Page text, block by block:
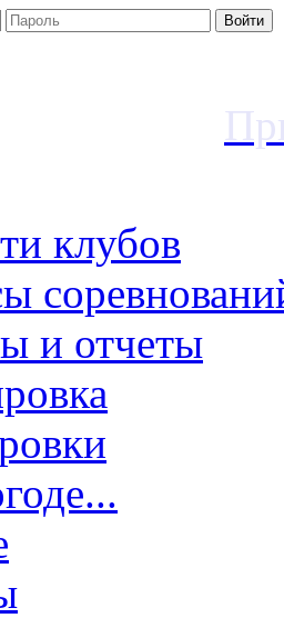
Войти
клубов
и отчеты